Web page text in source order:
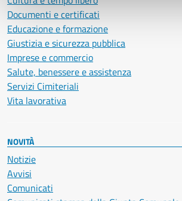
Documenti e certificati
Educazione e formazione
Giustizia e sicurezza pubblica
Imprese e commercio
Salute, benessere e assistenza
Servizi Cimiteriali
Vita lavorativa
NOVITÀ
Notizie
Avvisi
Comunicati